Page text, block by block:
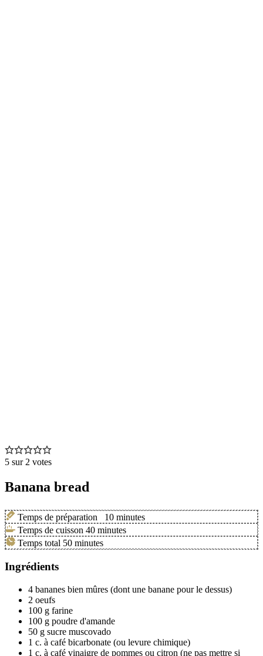
5 sur 2 votes
Banana bread
Temps de préparation 10 minutes
Temps de cuisson 40 minutes
Temps total 50 minutes
Ingrédients
4 bananes bien mûres (dont une banane pour le dessus)
2 oeufs
100 g farine
100 g poudre d'amande
50 g sucre muscovado
1 c. à café bicarbonate (ou levure chimique)
1 c. à café vinaigre de pommes ou citron (ne pas mettre si